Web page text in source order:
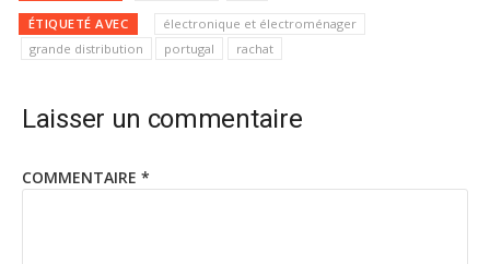
ÉTIQUETÉ AVEC
électronique et électroménager
grande distribution
portugal rachat
Laisser un commentaire
COMMENTAIRE *